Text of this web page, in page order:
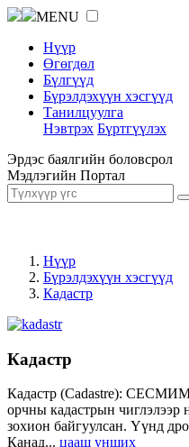
MENU
Нүүр
Өгөгдөл
Бүлгүүд
Бүрэлдэхүүн хэсгүүд
Танилцуулга
Нэвтрэх Бүртгүүлэх
Эрдэс баялгийн боловсрол
Мэдлэгийн Портал
Нүүр
Бүрэлдэхүүн хэсгүүд
Кадастр
Кадастр
Кадастр (Cadastre): СЕСМИМ
орчны кадастрын чиглэлээр
зохион байгуулсан. Үүнд
Канад... цааш унших